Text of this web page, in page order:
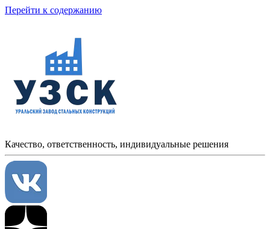
Перейти к содержанию
Качество, ответственность, индивидуальные решения